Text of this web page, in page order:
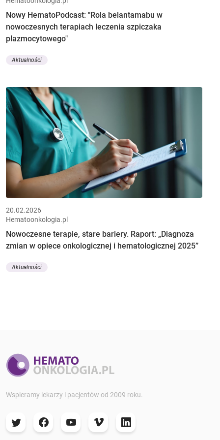
Nowy HematoPodcast: "Rola belantamabu w
nowoczesnych terapiach leczenia szpiczaka
plazmocytowego"
Aktualności
20.02.2026
Hematoonkologia.pl
Nowoczesne terapie, stare bariery. Raport: „Diagnoza
zmian w opiece onkologicznej i hematologicznej 2025”
Aktualności
Wspieramy lekarzy i pacjentów od 2009 roku.